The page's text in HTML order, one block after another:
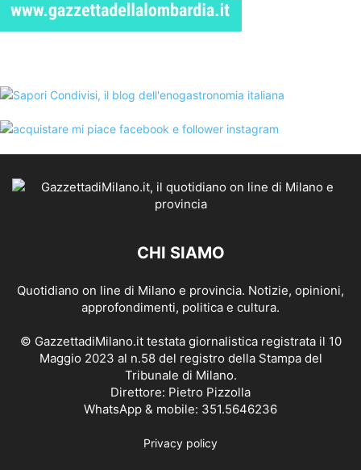
CHI SIAMO
Quotidiano on line di Milano e provincia. Notizie, opinioni,
approfondimenti, politica e cultura.
© GazzettadiMilano.it testata giornalistica registrata il 10
Maggio 2023 al n.58 del registro della Stampa del
Tribunale di Milano.
Direttore: Pietro Pizzolla
WhatsApp & mobile: 351.5646236
Privacy policy